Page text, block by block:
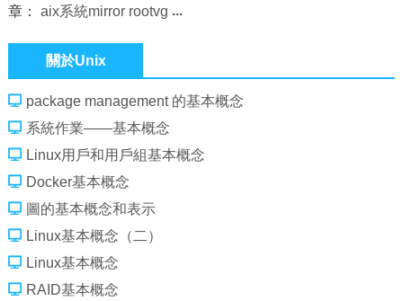
章： aix系統mirror rootvg
關於Unix
package management 的基本概念
系統作業——基本概念
Linux用戶和用戶組基本概念
Docker基本概念
圖的基本概念和表示
Linux基本概念（二）
Linux基本概念
RAID基本概念